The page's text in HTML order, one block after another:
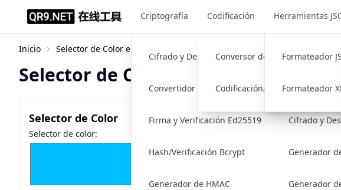
Criptografía
Cifrado y Descifrado RSA Firma y
Convertidor de Claves PEM/XML
Firma y Verificación Ed25519
Hash/Verificación Bcrypt Generador
Generador de HMAC Generador
Codificación
Conversor de Codificación de Texto
Codificación/Decodificación Unicode
Herramientas
Formateador
Formateador
Inicio Selector de Color en Línea y Conversor de Códigos de Color
Selector de Color en Línea y
Selector de Color
Selector de color: